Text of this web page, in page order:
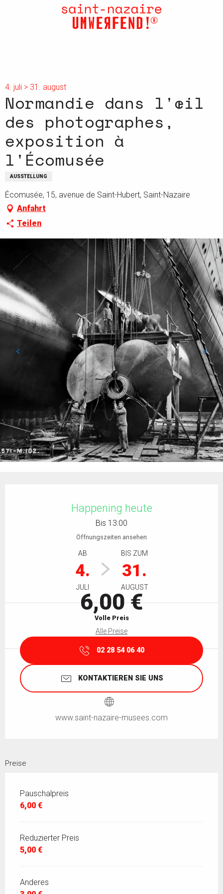
4. juli > 31. august
Normandie dans l'œil
des photographes,
exposition à
l'Écomusée
AUSSTELLUNG
Écomusée, 15, avenue de Saint-Hubert, Saint-Nazaire
Anfahrt
Teilen
Happening heute
Bis 13:00
Öffnungszeiten ansehen
AB
4.
JULI
BIS ZUM
31.
AUGUST
6,00 €
Volle Preis
Alle Preise
02 28 54 06 40
KONTAKTIEREN SIE UNS
www.saint-nazaire-musees.com
Preise
Pauschalpreis
6,00 €
Reduzierter Preis
5,00 €
Anderes